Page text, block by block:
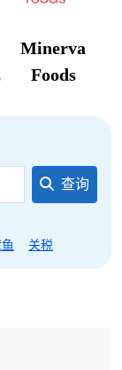
Minerva
Foods
查询
关税